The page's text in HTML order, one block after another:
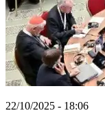
22/10/2025 - 18:06